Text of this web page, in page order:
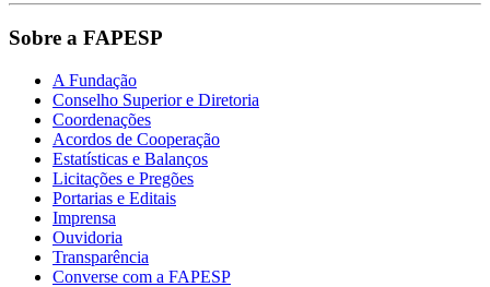
Sobre a FAPESP
A Fundação
Conselho Superior e Diretoria
Coordenações
Acordos de Cooperação
Estatísticas e Balanços
Licitações e Pregões
Portarias e Editais
Imprensa
Ouvidoria
Transparência
Converse com a FAPESP